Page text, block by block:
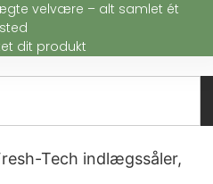
velvære – alt samlet ét
sted
dit produkt
Tech indlægssåler,